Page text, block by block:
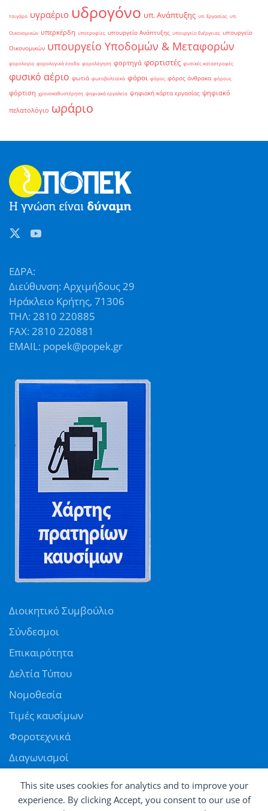
This site uses cookies for analytics and to improve your
experience. By clicking Accept, you consent to our use of
τσιγάρο υγραέριο υδρογόνο υπ. Ανάπτυξης υπ. Εργασίας υπ.
Οικονομικών υπερκέρδη υποτροφίες υπουργείο Ανάπτυξης υπουργείο Ενέργειας υπουργείο
Οικονομικών υπουργείο Υποδομών & Μεταφορών
φορολογία φορολογικά έσοδα φορολόγηση φορτηγά φορτιστές φυσικές καταστροφές
φυσικό αέριο φωτιά φωτοβολταϊκά φόροι φόρος φόρος άνθρακα φόρους
φόρτιση χρονοκαθυστέρηση ψηφιακά εργαλεία ψηφιακή κάρτα εργασίας ψηφιακό
πελατολόγιο ωράριο
ΕΔΡΑ:
Διεύθυνση: Αρχιμήδους 29
Ηράκλειο Κρήτης, 71306
ΤΗΛ: 2810 220885
FAX: 2810 220881
EMAIL: popek@popek.gr
Διοικητικό Συμβούλιο
Σύνδεσμοι
Επικαιρότητα
Δελτία Τύπου
Νομοθεσία
Τιμές καυσίμων
Φοροτεχνικά
Διαγωνισμοί
Αγγελίες
Θέσεις εργασίας